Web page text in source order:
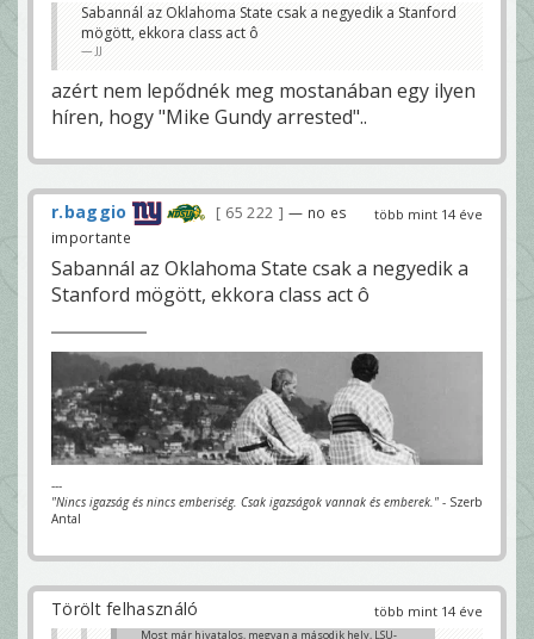
Sabannál az Oklahoma State csak a negyedik a Stanford
mögött, ekkora class act ô
JJ
azért nem lepődnék meg mostanában egy ilyen
híren, hogy "Mike Gundy arrested"..
több mint 14 éve
r.baggio 65 222
— no es
importante
Sabannál az Oklahoma State csak a negyedik a
Stanford mögött, ekkora class act ô
---
"Nincs igazság és nincs emberiség. Csak igazságok vannak és emberek." - Szerb
Antal
több mint 14 éve
Törölt felhasználó
Most már hivatalos, megvan a második hely, LSU-